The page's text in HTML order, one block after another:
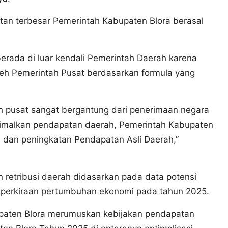
terbesar Pemerintah Kabupaten Blora berasal
di luar kendali Pemerintah Daerah karena
Pemerintah Pusat berdasarkan formula yang
sangat bergantung dari penerimaan negara
pendapatan daerah, Pemerintah Kabupaten
peningkatan Pendapatan Asli Daerah,”
retribusi daerah didasarkan pada data potensi
pertumbuhan ekonomi pada tahun 2025.
Blora merumuskan kebijakan pendapatan